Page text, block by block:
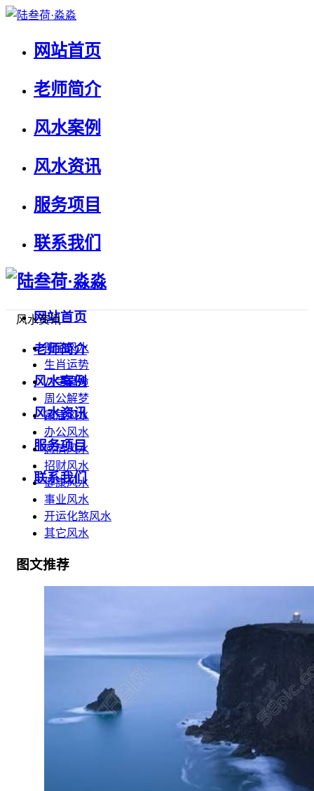
网站首页
老师简介
风水案例
风水资讯
服务项目
联系我们
网站首页
老师简介
风水案例
风水资讯
服务项目
联系我们
风水资讯
阳宅风水
生肖运势
八字算命
周公解梦
家居风水
办公风水
感情风水
招财风水
健康风水
事业风水
开运化煞风水
其它风水
图文推荐